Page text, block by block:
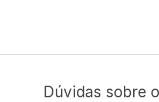
Dúvidas sobre